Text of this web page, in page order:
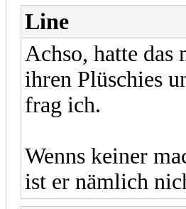
Line
Achso, hatte das
ihren Plüschies
frag ich.
Wenns keiner
ist er nämlich